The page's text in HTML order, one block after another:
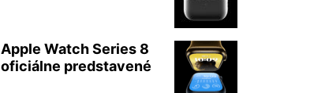
Apple Watch Series 8
oficiálne predstavené